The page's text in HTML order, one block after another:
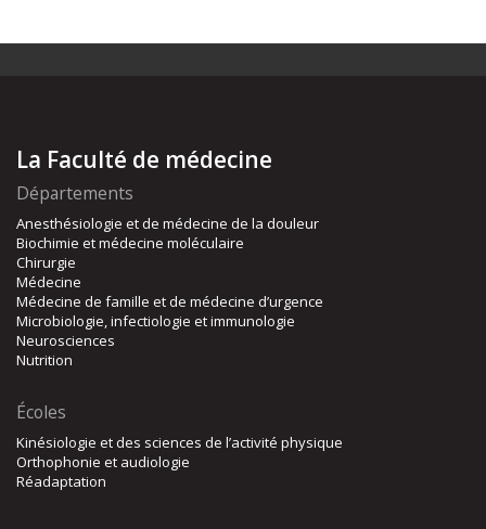
La Faculté de médecine
Départements
Anesthésiologie et de médecine de la douleur
Biochimie et médecine moléculaire
Chirurgie
Médecine
Médecine de famille et de médecine d’urgence
Microbiologie, infectiologie et immunologie
Neurosciences
Nutrition
Écoles
Kinésiologie et des sciences de l’activité physique
Orthophonie et audiologie
Réadaptation